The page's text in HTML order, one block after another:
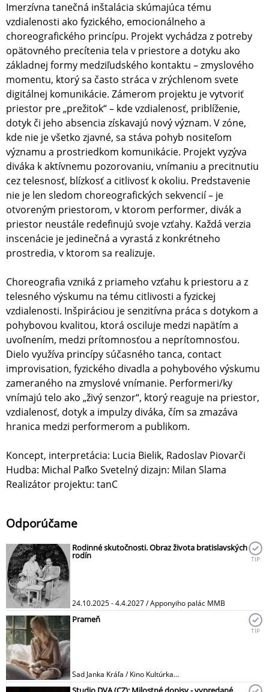
Imerzívna tanečná inštalácia skúmajúca tému
vzdialenosti ako fyzického, emocionálneho a
choreografického princípu. Projekt vychádza z potreby
opätovného precítenia tela v priestore a dotyku ako
základnej formy medziľudského kontaktu – zmyslového
momentu, ktorý sa často stráca v zrýchlenom svete
digitálnej komunikácie. Zámerom projektu je vytvoriť
priestor pre „prežitok“ – kde vzdialenosť, priblíženie,
dotyk či jeho absencia získavajú nový význam. V zóne,
kde nie je všetko zjavné, sa stáva pohyb nositeľom
významu a prostriedkom komunikácie. Projekt vyzýva
diváka k aktívnemu pozorovaniu, vnímaniu a precitnutiu
cez telesnosť, blízkosť a citlivosť k okoliu. Predstavenie
nie je len sledom choreografických sekvencií – je
otvoreným priestorom, v ktorom performer, divák a
priestor neustále redefinujú svoje vzťahy. Každá verzia
inscenácie je jedinečná a vyrastá z konkrétneho
prostredia, v ktorom sa realizuje.
Choreografia vzniká z priameho vzťahu k priestoru a z
telesného výskumu na tému citlivosti a fyzickej
vzdialenosti. Inšpiráciou je senzitívna práca s dotykom a
pohybovou kvalitou, ktorá osciluje medzi napätím a
uvoľnením, medzi prítomnosťou a neprítomnosťou.
Dielo využíva princípy súčasného tanca, contact
improvisation, fyzického divadla a pohybového výskumu
zameraného na zmyslové vnímanie. Performeri/ky
vnímajú telo ako „živý senzor“, ktorý reaguje na priestor,
vzdialenosť, dotyk a impulzy diváka, čím sa zmazáva
hranica medzi performerom a publikom.
Koncept, interpretácia: Lucia Bielik, Radoslav Piovarči
Hudba: Michal Paľko Svetelný dizajn: Milan Slama
Realizátor projektu: tanC
Odporúčame
Rodinné skutočnosti. Obraz života bratislavských
rodín
24.10.2025 - 4.4.2027 / Apponyiho palác MMB
TIP
Prameň
Sad Janka Kráľa / Kino Kultúrka...
TIP